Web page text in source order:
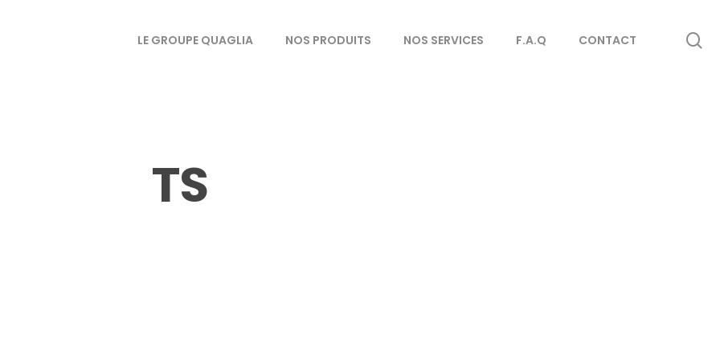
LE GROUPE QUAGLIA NOS PRODUITS NOS SERVICES F.A.Q CONTACT
TS